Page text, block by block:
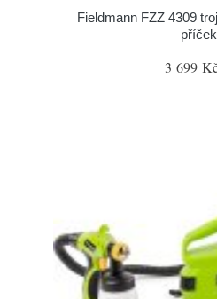
Fieldmann FZZ 4309
příček
3 699